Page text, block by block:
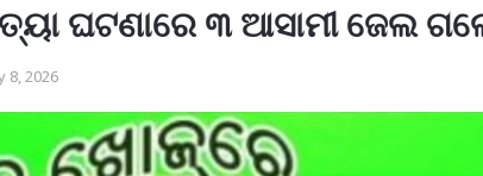
ଘଟଣାରେ ୩ ଆସାମୀ ଜେଲ
8, 2026